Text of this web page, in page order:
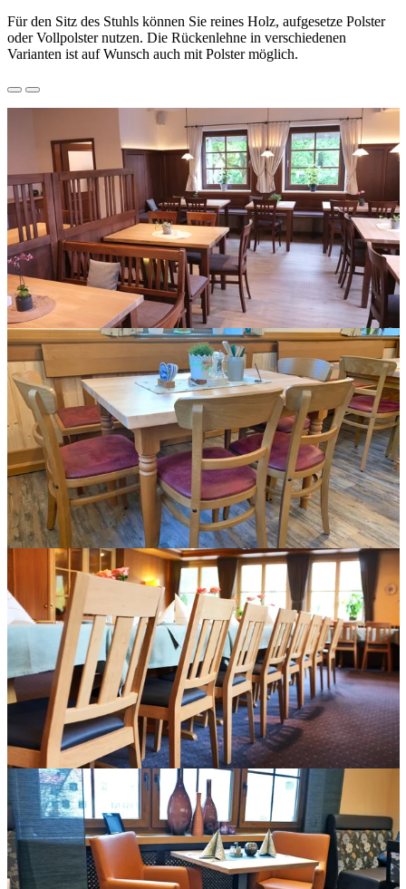
Für den Sitz des Stuhls können Sie reines Holz, aufgesetze Polster
oder Vollpolster nutzen. Die Rückenlehne in verschiedenen
Varianten ist auf Wunsch auch mit Polster möglich.
Rustikale Inneneinrichtung für einen Gastronomiebetrieb wie
beispielsweise Hainzinger Einsbach.
Klosterwirtschaft Karlshuld Holzstühle mit Sitzpolster.
Eine gelungene Inneneinrichtung für ein Hotel wie beim
Hotel Dobrachtal.